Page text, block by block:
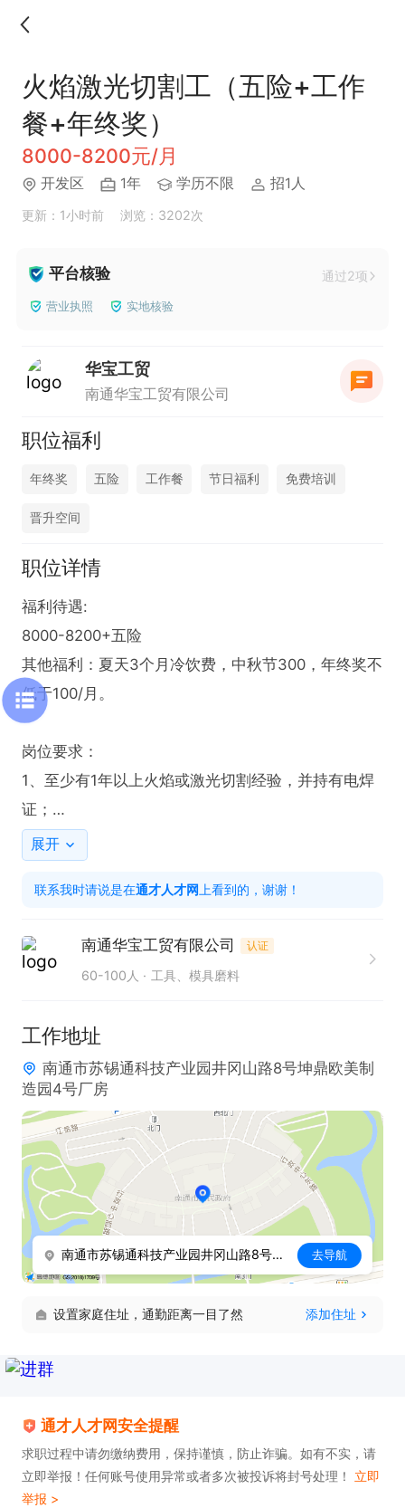
火焰激光切割工（五险+工作
餐+年终奖）
8000-8200元/月
开发区 1年 学历不限 招1人
更新：1小时前 浏览：3202次
平台核验 通过2项
营业执照 实地核验
华宝工贸
南通华宝工贸有限公司
职位福利
年终奖 五险 工作餐 节日福利 免费培训
晋升空间
职位详情
福利待遇:
8000-8200+五险
其他福利：夏天3个月冷饮费，中秋节300，年终奖不
低于100/月。
岗位要求：
1、至少有1年以上火焰或激光切割经验，并持有电焊
证；
2、能吃苦耐劳，服从领导安排；
3、爱岗敬业，做事认真细致。
电话。联系时请说是在通才人才网看到的！
展开
联系我时请说是在通才人才网 上看到的，谢谢！
南通华宝工贸有限公司 认证
60-100人 工具、模具磨料
工作地址
南通市苏锡通科技产业园井冈山路8号坤鼎欧美制
造园4号厂房
南通市苏锡通科技产业园井冈山路8号坤鼎欧美制造园4号厂房 去导航
设置家庭住址，通勤距离一目了然 添加住址
通才人才网安全提醒
求职过程中请勿缴纳费用，保持谨慎，防止诈骗。如有不实，请
立即举报！任何账号使用异常或者多次被投诉将封号处理！ 立即
举报 >